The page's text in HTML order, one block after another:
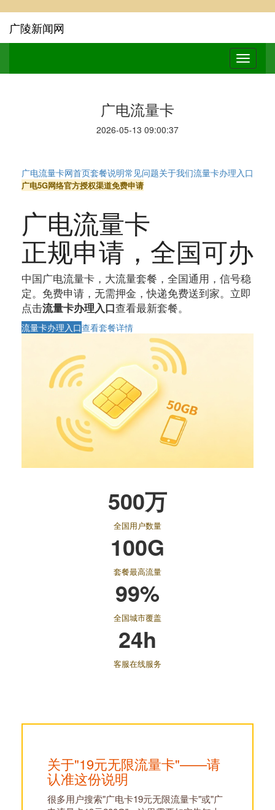
广陵新闻网
广电流量卡
2026-05-13 09:00:37
广电流量卡网首页套餐说明常见问题关于我们流量卡办理入口
广电5G网络官方授权渠道免费申请
广电流量卡
正规申请 ，全国可办
中国广电流量卡，大流量套餐，全国通用，信号稳
定。免费申请，无需押金，快递免费送到家。立即
点击流量卡办理入口查看最新套餐。
流量卡办理入口查看套餐详情
500万
全国用户数量
100G
套餐最高流量
99%
全国城市覆盖
24h
客服在线服务
关于"19元无限流量卡"——请
认准这份说明
很多用户搜索"广电卡19元无限流量卡"或"广